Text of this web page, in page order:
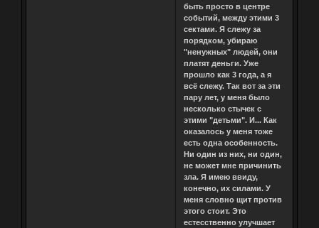
быть просто в центре
событий, между этими 3
сектами. Я слежу за
порядком, убираю
"ненужных" людей, они
платят деньги. Уже
прошло как 3 года, а я
всё слежу. Так вот за эти
пару лет, у меня было
несколько стычек с
этими "детьми". И... Как
оказалось у меня тоже
есть одна особенность.
Ни один из них, ни один,
не может мне причинить
зла. Я имею ввиду,
конечно, их силами. У
меня словно щит против
этого стоит. Это
естесственно улучшает